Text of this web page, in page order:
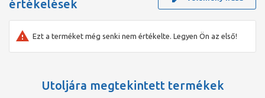
értékelések
Ezt a terméket még senki nem értékelte. Legyen Ön az első!
Utoljára megtekintett termékek